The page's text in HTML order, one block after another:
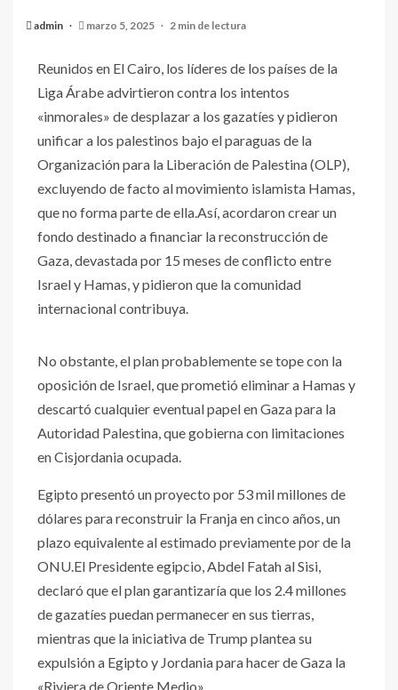
admin marzo 5, 2025 2 min de lectura
Reunidos en El Cairo, los líderes de los países de la
Liga Árabe advirtieron contra los intentos
«inmorales» de desplazar a los gazatíes y pidieron
unificar a los palestinos bajo el paraguas de la
Organización para la Liberación de Palestina (OLP),
excluyendo de facto al movimiento islamista Hamas,
que no forma parte de ella.Así, acordaron crear un
fondo destinado a financiar la reconstrucción de
Gaza, devastada por 15 meses de conflicto entre
Israel y Hamas, y pidieron que la comunidad
internacional contribuya.
No obstante, el plan probablemente se tope con la
oposición de Israel, que prometió eliminar a Hamas y
descartó cualquier eventual papel en Gaza para la
Autoridad Palestina, que gobierna con limitaciones
en Cisjordania ocupada.
Egipto presentó un proyecto por 53 mil millones de
dólares para reconstruir la Franja en cinco años, un
plazo equivalente al estimado previamente por de la
ONU.El Presidente egipcio, Abdel Fatah al Sisi,
declaró que el plan garantizaría que los 2.4 millones
de gazatíes puedan permanecer en sus tierras,
mientras que la iniciativa de Trump plantea su
expulsión a Egipto y Jordania para hacer de Gaza la
«Riviera de Oriente Medio».